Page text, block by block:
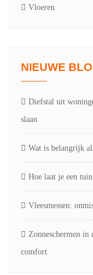
Vloeren
NIEUWE
Diefstal uit
slaan
Wat is belangrijk
Hoe laat je een
Vleesmessen:
Zonneschermen
comfort